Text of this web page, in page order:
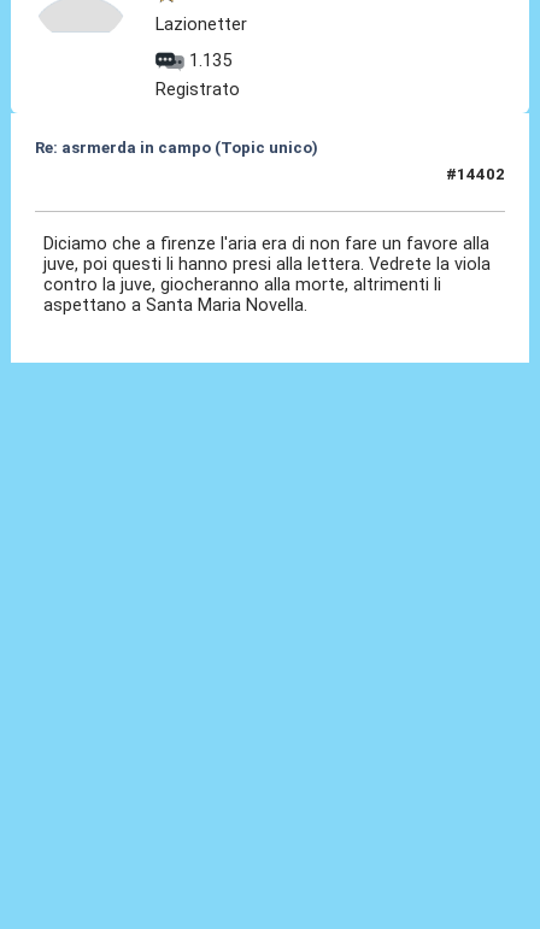
Lazionetter
1.135
Registrato
Re: asrmerda in campo (Topic unico)
#14402
Diciamo che a firenze l'aria era di non fare un favore alla
juve, poi questi li hanno presi alla lettera. Vedrete la viola
contro la juve, giocheranno alla morte, altrimenti li
aspettano a Santa Maria Novella.